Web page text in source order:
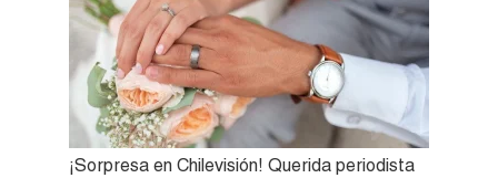
¡Sorpresa en Chilevisión! Querida periodista